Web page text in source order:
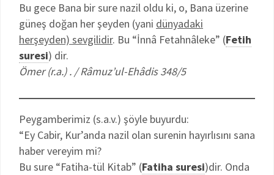
Bu gece Bana bir sure nazil oldu ki, o, Bana üzerine
güneş doğan her şeyden (yani dünyadaki
herşeyden) sevgilidir. Bu “İnnâ Fetahnâleke” (Fetih
suresi) dir.
Ömer (r.a.) . / Râmuz’ul-Ehâdis 348/5
Peygamberimiz (s.a.v.) şöyle buyurdu:
“Ey Cabir, Kur’anda nazil olan surenin hayırlısını sana
haber vereyim mi?
Bu sure “Fatiha-tül Kitab” (Fatiha suresi)dir. Onda